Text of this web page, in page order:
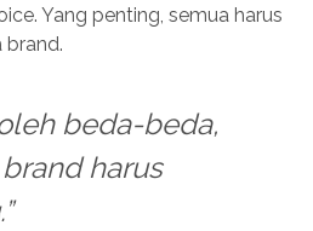
Yang penting, semua harus
brand.
beda-beda,
harus